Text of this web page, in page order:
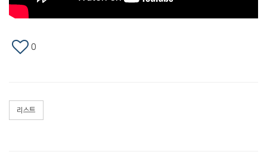
0
리스트